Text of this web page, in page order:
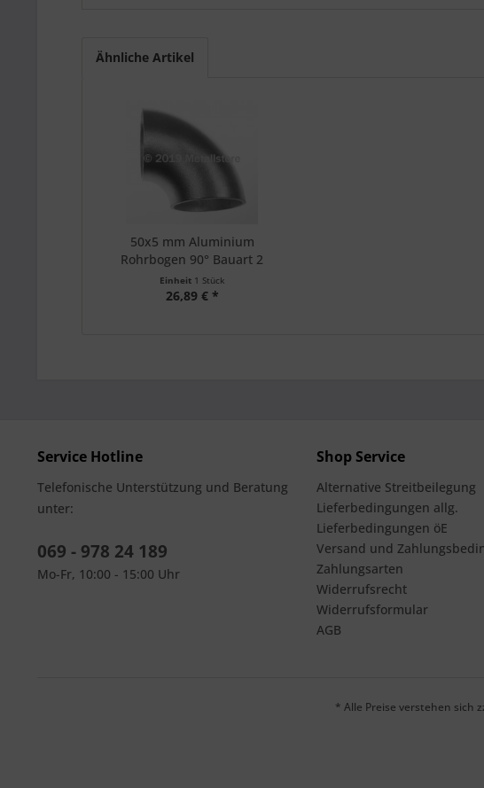
Ähnliche Artikel
50x5 mm Aluminium
Rohrbogen 90° Bauart 2
AlMgSi
Einheit 1 Stück
26,89 € *
Service Hotline
Telefonische Unterstützung und Beratung
unter:
069 - 978 24 189
Mo-Fr, 10:00 - 15:00 Uhr
Shop Service
Alternative Streitbeilegung
Lieferbedingungen allg.
Lieferbedingungen öE
Versand und
Zahlungsarten
Widerrufsrecht
Widerrufsformular
AGB
* Alle Preise verstehen sich